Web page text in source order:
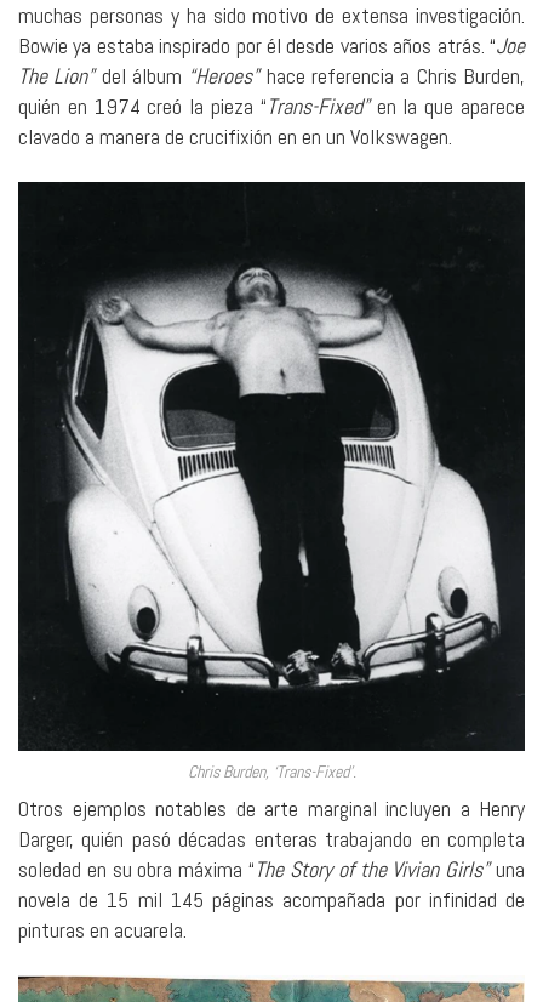
muchas personas y ha sido motivo de extensa investigación.
Bowie ya estaba inspirado por él desde varios años atrás. “Joe
The Lion”del álbum “Heroes”hace referencia a Chris Burden,
quién en 1974 creó la pieza “Trans-Fixed”en la que aparece
clavado a manera de crucifixión en en un Volkswagen.
Chris Burden, ‘Trans-Fixed’.
Otros ejemplos notables de arte marginal incluyen a Henry
Darger, quién pasó décadas enteras trabajando en completa
soledad en su obra máxima “The Story of the Vivian Girls”una
novela de 15 mil 145 páginas acompañada por infinidad de
pinturas en acuarela.